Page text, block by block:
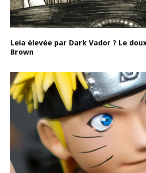
Leia élevée par Dark Vador ? Le
Brown